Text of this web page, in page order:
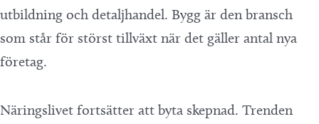
utbildning och detaljhandel. Bygg är den bransch
som står för störst tillväxt när det gäller antal nya
företag.
Näringslivet fortsätter att byta skepnad. Trenden